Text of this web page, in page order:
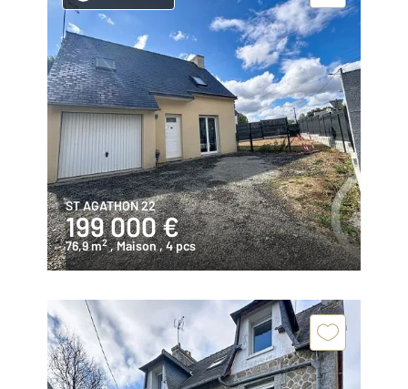
ST AGATHON 22
199 000 €
76,9 m2 , Maison, 4 pcs